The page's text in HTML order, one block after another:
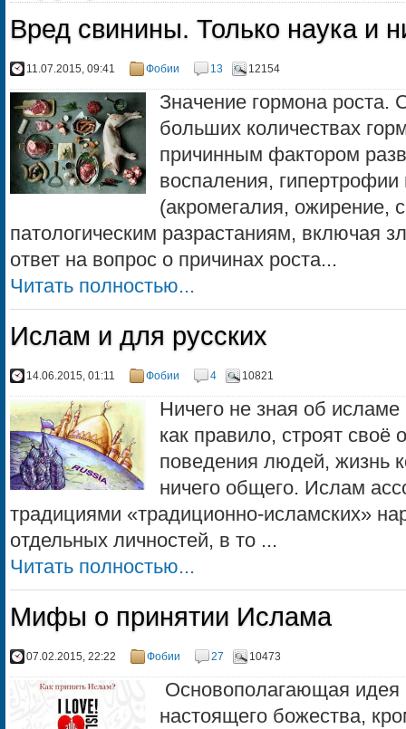
Вред свинины. Только наука и
11.07.2015, 09:41 Фобии 13 12154
Значение гормона роста.
больших количествах
причинным фактором
воспаления, гипертрофии
(акромегалия, ожирение,
патологическим разрастаниям, включая
ответ на вопрос о причинах роста...
Читать полностью...
Ислам и для русских
14.06.2015, 01:11 Фобии 4 10821
Ничего не зная об
как правило, строят
поведения людей, жизнь
ничего общего. Ислам
традициями «традиционно-исламских»
отдельных личностей, в то ...
Читать полностью...
Мифы о принятии Ислама
07.02.2015, 22:22 Фобии 27 10473
Основополагающая идея
настоящего божества,